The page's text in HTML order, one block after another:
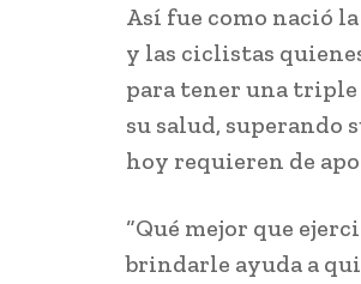
Así fue como nació
y las ciclistas
para tener una
su salud, superando
hoy requieren de
“Qué mejor que
brindarle ayuda a